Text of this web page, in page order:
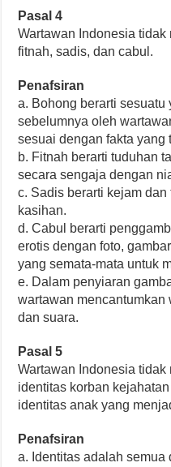
Pasal 4
Wartawan Indonesia tidak
fitnah, sadis, dan cabul.
Penafsiran
a. Bohong berarti sesuatu
sebelumnya oleh
sesuai dengan fakta yang
b. Fitnah berarti tuduhan
secara sengaja dengan
c. Sadis berarti kejam
kasihan.
d. Cabul berarti
erotis dengan foto,
yang semata-mata untuk
e. Dalam penyiaran
wartawan
dan suara.
Pasal 5
Wartawan Indonesia
identitas korban
identitas anak yang
Penafsiran
a. Identitas adalah semua